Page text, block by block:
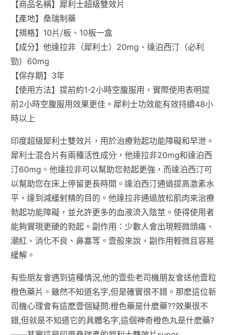
【商品名稱】犀利士超級雙效片
【產地】桑瑞制藥
【規格】10片/板、10板一盒
【成分】他達拉非（犀利士）20mg、達泊西汀（必利
勁）60mg
【保存期】3年
【使用方法】提前約1-2小時空腹服用，實際使用表明提
前2小時空腹服用效果更佳。犀利士功效能有效持續48小
時以上
印度超級犀利士雙效片，用於治療勃起功能障礙和早泄。
犀利士混合片有兩種活性成分，他達拉非20mg和達泊西
汀60mg。他達拉非可以幫助您勃起更強，而達泊西汀可
以幫助您在床上停留更長時間。達泊西汀通過提高激素水
平，達到減緩射精的目的。他達拉非通過放松肌肉來治療
勃起功能障礙，並允許更多的血液流入陰莖。使得使用者
能夠實現更硬的勃起。副作用：少數人會出現輕微頭痛、
潮紅、消化不良、鼻塞等。壹般來說，副作用輕微且容易
緩解。
有些朋友會遇到這種情況,他的壹些老司機朋友會送他壹粒
橙色藥片。雖然不知道名字,但是確實很不錯。那麽這位新
司機心理會有這麽壹個疑問:橙色藥是什麽藥??效果很不
錯,但就是不知道它的具體名字,這個神奇橙色丸是什麽藥?